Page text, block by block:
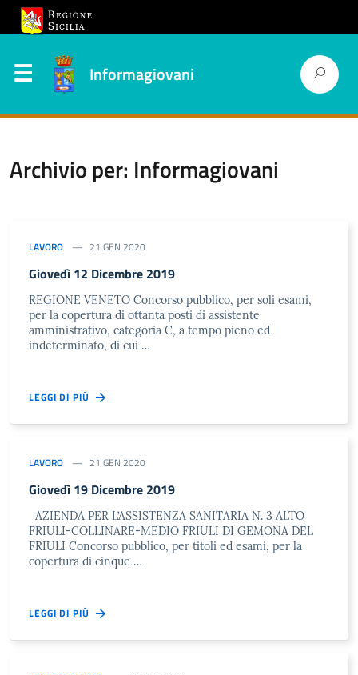
Informagiovani
Archivio per: Informagiovani
LAVORO 21 GEN 2020
Giovedì 12 Dicembre 2019
REGIONE VENETO Concorso pubblico, per soli esami,
per la copertura di ottanta posti di assistente
amministrativo, categoria C, a tempo pieno ed
indeterminato, di cui …
LEGGI DI PIÙ
LAVORO 21 GEN 2020
Giovedì 19 Dicembre 2019
AZIENDA PER L’ASSISTENZA SANITARIA N. 3 ALTO
FRIULI-COLLINARE-MEDIO FRIULI DI GEMONA DEL
FRIULI Concorso pubblico, per titoli ed esami, per la
copertura di cinque …
LEGGI DI PIÙ